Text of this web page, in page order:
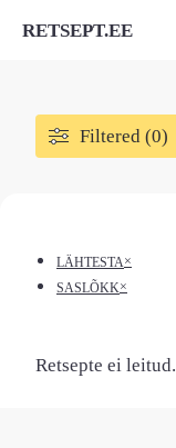
RETSEPT.EE
Filtered (0)
LÄHTESTA×
SASLÕKK×
Retsepte ei leitud.